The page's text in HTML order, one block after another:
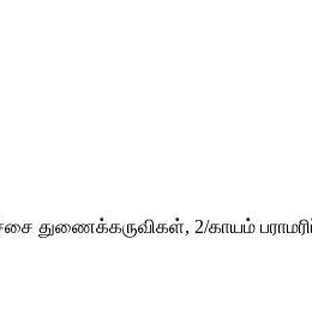
2/காயம்